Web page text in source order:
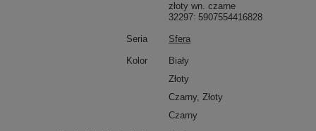
złoty wn. czarne
32297 5907554416828
Seria Sfera
Kolor
Biały
Złoty
Czarny, Złoty
Czarny